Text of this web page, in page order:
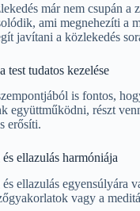
már nem csupán a
ami megnehezíti a
javítani a közlekedés
test tudatos kezelése
is fontos,
együttműködni, részt
erősíti.
ellazulás harmóniája
ellazulás egyensúlyára
vagy a